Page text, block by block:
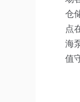
仓
点
海
值